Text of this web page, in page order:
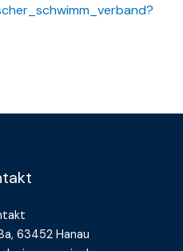
63452 Hanau